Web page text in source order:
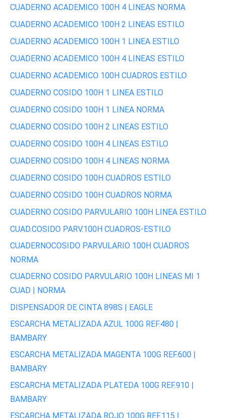
CUADERNO ACADEMICO 100H 4 LINEAS NORMA
CUADERNO ACADEMICO 100H 2 LINEAS ESTILO
CUADERNO ACADEMICO 100H 1 LINEA ESTILO
CUADERNO ACADEMICO 100H 4 LINEAS ESTILO
CUADERNO ACADEMICO 100H CUADROS ESTILO
CUADERNO COSIDO 100H 1 LINEA ESTILO
CUADERNO COSIDO 100H 1 LINEA NORMA
CUADERNO COSIDO 100H 2 LINEAS ESTILO
CUADERNO COSIDO 100H 4 LINEAS ESTILO
CUADERNO COSIDO 100H 4 LINEAS NORMA
CUADERNO COSIDO 100H CUADROS ESTILO
CUADERNO COSIDO 100H CUADROS NORMA
CUADERNO COSIDO PARVULARIO 100H LINEA ESTILO
CUAD.COSIDO PARV.100H CUADROS-ESTILO
CUADERNOCOSIDO PARVULARIO 100H CUADROS
NORMA
CUADERNO COSIDO PARVULARIO 100H LINEAS MI 1
CUAD | NORMA
DISPENSADOR DE CINTA 898S | EAGLE
ESCARCHA METALIZADA AZUL 100G REF.480 |
BAMBARY
ESCARCHA METALIZADA MAGENTA 100G REF.600 |
BAMBARY
ESCARCHA METALIZADA PLATEDA 100G REF.910 |
BAMBARY
ESCARCHA METALIZADA ROJO 100G REF.115 |